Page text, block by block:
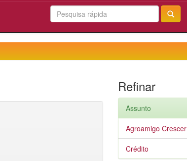
Refinar
Assunto
Agroamigo Crescer
Crédito